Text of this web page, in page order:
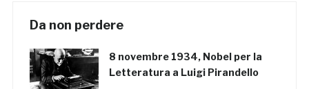
Da non perdere
8 novembre 1934, Nobel per la
Letteratura a Luigi Pirandello